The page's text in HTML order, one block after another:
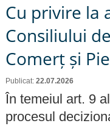
Cu privire la
Consiliului
Comerț și
Publicat: 22.07.2026
În temeiul art. 9
procesul